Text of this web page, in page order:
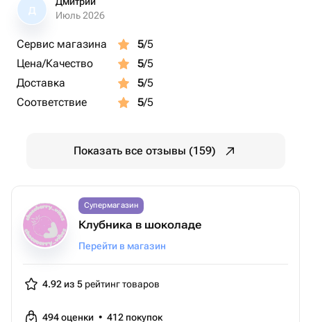
Д
Июль 2026
Сервис магазина 5/5
Цена/Качество
5/5
Доставка
5/5
Соответствие
5/5
Показать все отзывы (159)
Супермагазин
Клубника в шоколаде
Перейти в магазин
4.92 из 5 рейтинг товаров
494оценки • 412 покупок